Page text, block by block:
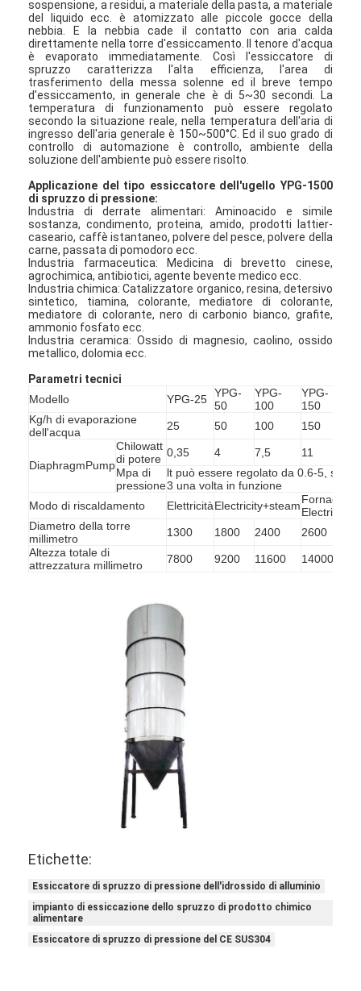
Casa
Prodotti
Chi siamo
Fatory Tour
Essiccatore a letto fluidizzato di vibrazione
Essiccatore di vuoto di microonda
Essiccatore di spruzzo di pressione
Aria calda Oven Dryer
Miscelatore orizzontale del nastro
Frantoio universale
Miscelatore del recipiente di IBC
Asciugatrice industriale
sospensione, a residui, a materiale della pasta, a materiale
del liquido ecc. è atomizzato alle piccole gocce della
nebbia. E la nebbia cade il contatto con aria calda
direttamente nella torre d'essiccamento. Il tenore d'acqua
è evaporato immediatamente. Così l'essiccatore di
spruzzo caratterizza l'alta efficienza, l'area di
trasferimento della messa solenne ed il breve tempo
d'essiccamento, in generale che è di 5~30 secondi. La
temperatura di funzionamento può essere regolato
secondo la situazione reale, nella temperatura dell'aria di
ingresso dell'aria generale è 150~500°C. Ed il suo grado di
controllo di automazione è controllo, ambiente della
soluzione dell'ambiente può essere risolto.
Applicazione del tipo essiccatore dell'ugello YPG-1500
di spruzzo di pressione:
Industria di derrate alimentari: Aminoacido e simile
sostanza, condimento, proteina, amido, prodotti lattier-
caseario, caffè istantaneo, polvere del pesce, polvere della
carne, passata di pomodoro ecc.
Industria farmaceutica: Medicina di brevetto cinese,
agrochimica, antibiotici, agente bevente medico ecc.
Industria chimica: Catalizzatore organico, resina, detersivo
sintetico, tiamina, colorante, mediatore di colorante,
mediatore di colorante, nero di carbonio bianco, grafite,
ammonio fosfato ecc.
Industria ceramica: Ossido di magnesio, caolino, ossido
metallico, dolomia ecc.
Parametri tecnici
Modello
YPG-25 YPG-
50
YPG-
100
YPG-
150
Kg/h di evaporazione
dell'acqua
25 50 100 150
DiaphragmPump
Chilowatt
di potere 0,35 4 7,5 11
Mpa di
pressione
lt può essere regolato da 0.6-5,
3 una volta in funzione
Modo di riscaldamento
ElettricitàElectricity+steamFornace
Diametro della torre
millimetro
1300 1800 2400 2600
Altezza totale di
attrezzatura millimetro
7800 9200 11600 14000
Etichette:
Essiccatore di spruzzo di pressione dell'idrossido di alluminio
impianto di essiccazione dello spruzzo di prodotto chimico
alimentare
Essiccatore di spruzzo di pressione del CE SUS304